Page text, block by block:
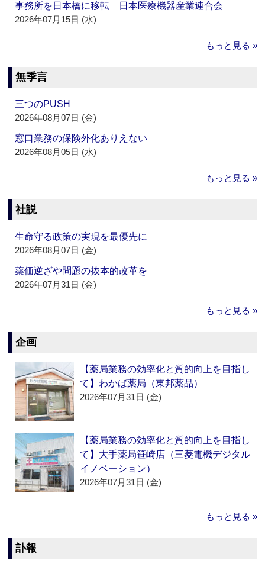
事務所を日本橋に移転 日本医療機器産業連合会
2026年07月15日 (水)
もっと見る »
無季言
三つのPUSH
2026年08月07日 (金)
窓口業務の保険外化ありえない
2026年08月05日 (水)
もっと見る »
社説
生命守る政策の実現を最優先に
2026年08月07日 (金)
薬価逆ざや問題の抜本的改革を
2026年07月31日 (金)
もっと見る »
企画
【薬局業務の効率化と質的向上を目指し
て】わかば薬局（東邦薬品）
2026年07月31日 (金)
【薬局業務の効率化と質的向上を目指し
て】大手薬局笹崎店（三菱電機デジタル
イノベーション）
2026年07月31日 (金)
もっと見る »
訃報